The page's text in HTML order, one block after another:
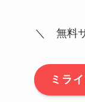
＼ 無料
ミラ